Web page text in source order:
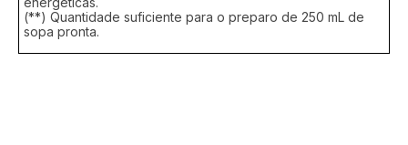
(**) Quantidade suficiente para o preparo de 250 mL de
sopa pronta.